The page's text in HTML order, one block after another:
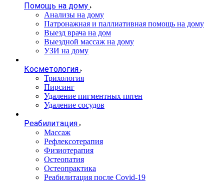
Помощь на дому
Анализы на дому
Патронажная и паллиативная помощь на дому
Выезд врача на дом
Выездной массаж на дому
УЗИ на дому
Косметология
Трихология
Пирсинг
Удаление пигментных пятен
Удаление сосудов
Реабилитация
Массаж
Рефлексотерапия
Физиотерапия
Остеопатия
Остеопрактика
Реабилитация после Covid-19